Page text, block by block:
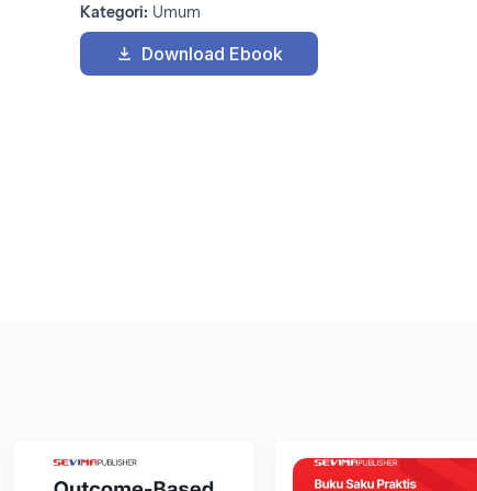
Kategori: Umum
Download Ebook
Nomor WhatsApp